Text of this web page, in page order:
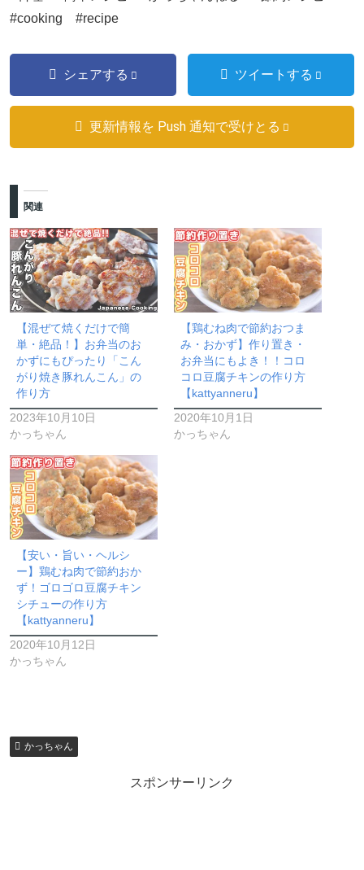
#cooking #recipe
シェアする ツイートする
更新情報を Push 通知で受けとる
関連
【混ぜて焼くだけで簡
単・絶品！】お弁当のお
かずにもぴったり「こん
がり焼き豚れんこん」の
作り方
2023年10月10日
かっちゃん
【鶏むね肉で節約おつま
み・おかず】作り置き・
お弁当にもよき！！コロ
コロ豆腐チキンの作り方
【kattyanneru】
2020年10月1日
かっちゃん
【安い・旨い・ヘルシ
ー】鶏むね肉で節約おか
ず！ゴロゴロ豆腐チキン
シチューの作り方
【kattyanneru】
2020年10月12日
かっちゃん
かっちゃん
スポンサーリンク